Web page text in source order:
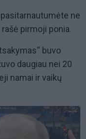
ne
pirmoji ponia.
buvo
daugiau nei 20
namai ir vaikų